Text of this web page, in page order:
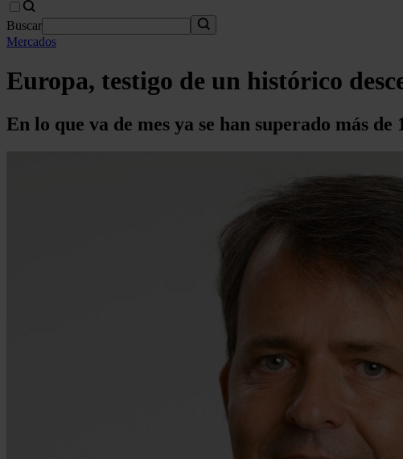
Buscar
Mercados
Europa, testigo de un histórico
En lo que va de mes ya se han superado más